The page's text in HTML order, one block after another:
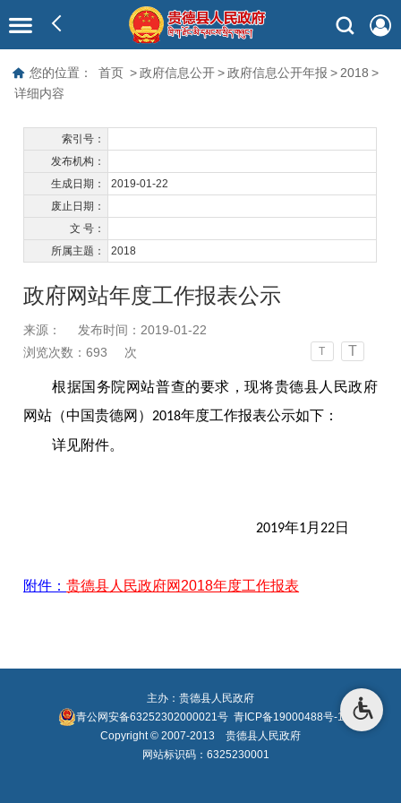
您的位置： 首页 > 政府信息公开 > 政府信息公开年报 > 2018 >
详细内容
索引号：
发布机构：
生成日期：
2019-01-22
废止日期：
文 号：
所属主题：
2018
政府网站年度工作报表公示
来源：
发布时间：2019-01-22
浏览次数：693 次 T T
根据国务院网站普查的要求，现将贵德县人民政府
网站（中国贵德网） 2018年度工作报表公示如下：
详见附件。
2019年1月 22日
附件：贵德县人民政府网2018年度工作报表
主办：贵德县人民政府
青公网安备63252302000021号 青ICP备19000488号-1
Copyright © 2007-2013 贵德县人民政府
网站标识码：6325230001